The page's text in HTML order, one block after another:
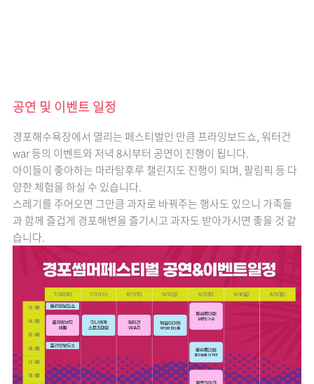
공연 및 이벤트 일정
경포해수욕장에서 열리는 페스티벌인 만큼 프라잉보드쇼, 워터건
war 등의 이벤트와 저녁 8시부터 공연이 진행이 됩니다.
아이들이 좋아하는 마라탕후루 챌린지도 진행이 되며, 팔림픽 등 다
양한 체험을 하실 수 있습니다.
스레기를 주어오면 그만큼 과자로 바꿔주는 행사도 있으니 가족들
과 함께 즐겁게 경포해변을 즐기시고 과자도 받아가시면 좋을 것 같
습니다.